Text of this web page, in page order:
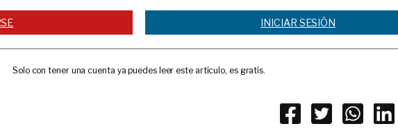
INICIAR SESIÓN
Solo con tener una cuenta ya puedes leer este artículo, es gratis.